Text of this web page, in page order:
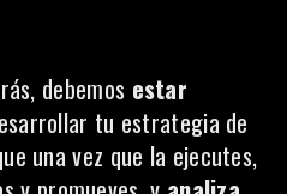
debemos estar
tu estrategia de
una vez que la ejecutes,